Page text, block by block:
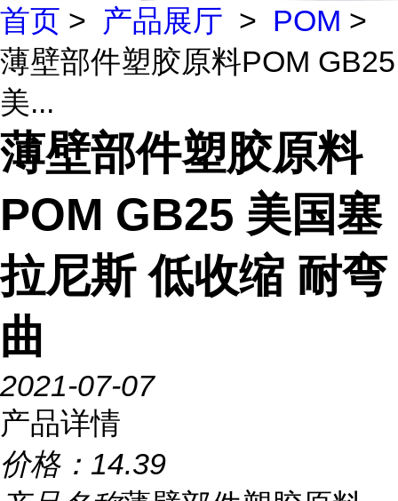
首页 > 产品展厅 > POM >
薄壁部件塑胶原料POM GB25
美...
薄壁部件塑胶原料
POM GB25 美国塞
拉尼斯 低收缩 耐弯
曲
2021-07-07
产品详情
价格： 14.39